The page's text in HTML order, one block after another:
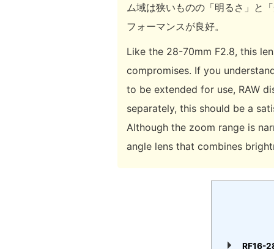
ム域は狭いものの「明るさ」と
フォーマンスが良好。
Like the 28-70mm F2.8, this
compromises. If you
to be extended for use, RAW
separately, this should be a
Although the zoom range is
angle lens that combines
RF16-